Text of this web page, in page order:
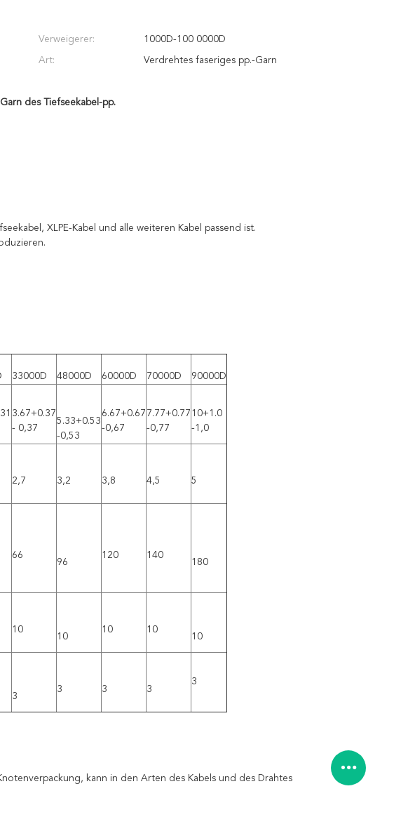
Verweigerer: 1000D-100 0000D
Art: Verdrehtes faseriges pp.-Garn
Garn des Tiefseekabel-pp.
XLPE-Kabel und alle weiteren Kabel passend ist.
33000D 48000D 60000D 70000D 90000D
3.67+0.37
- 0,37
5.33+0.53
-0,53
6.67+0.67
-0,67
7.77+0.77
-0,77
10+1.0
-1,0
2,7 3,2 3,8 4,5 5
66
96
120 140
180
10
10
10 10
10
3
3 3 3
3
kann in den Arten des Kabels und des Drahtes